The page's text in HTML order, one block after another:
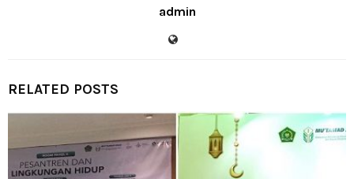
admin
RELATED POSTS